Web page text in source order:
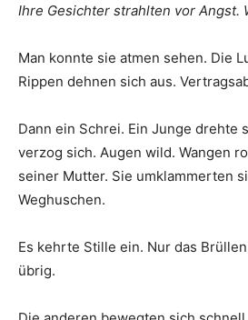
Ihre Gesichter strahlten vor Angst.
Man konnte sie atmen sehen. Die
Rippen dehnen sich aus.
Dann ein Schrei. Ein Junge drehte
verzog sich. Augen wild. Wangen
seiner Mutter. Sie umklammerten
Weghuschen.
Es kehrte Stille ein. Nur das
übrig.